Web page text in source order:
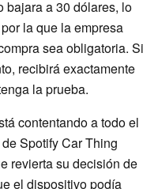
bajara a 30 dólares, lo
la que la empresa
sea obligatoria. Si
recibirá exactamente
la prueba.
contentando a todo el
Spotify Car Thing
revierta su decisión de
el dispositivo podía